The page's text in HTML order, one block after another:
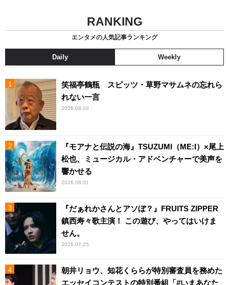
RANKING
エンタメの人気記事ランキング
Daily Weekly
笑福亭鶴瓶 スピッツ・草野マサムネの忘れら
れない一言
2026.08.03
『モアナと伝説の海』TSUZUMI（ME:I）×尾上
松也、ミュージカル・アドベンチャーで美声を
響かせる
2026.08.01
『だぁれかさんとアソぼ？』FRUITS ZIPPER
鎮西寿々歌主演！ この遊び、やってはいけま
せん。
2026.07.25
朝井リョウ、知花くららが特別審査員を務めた
エッセイコンテストの特別番組「#いまあなた